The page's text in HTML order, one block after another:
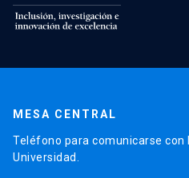
MESA CENTRAL
Teléfono para comunicarse con
Universidad.